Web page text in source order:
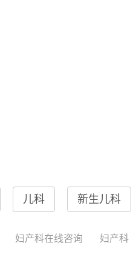
儿科 新生儿科
妇产科在线咨询 妇产科